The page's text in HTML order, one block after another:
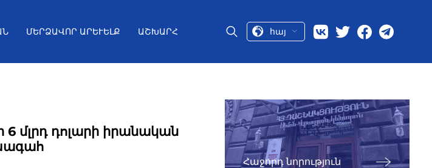
ՄԵՐՁԱՎՈՐ ԱՐԵՒԵԼՔ ԱՇԽԱՐՀ հայ
մլրդ դոլարի իրանական
Հաջորդ նորություն